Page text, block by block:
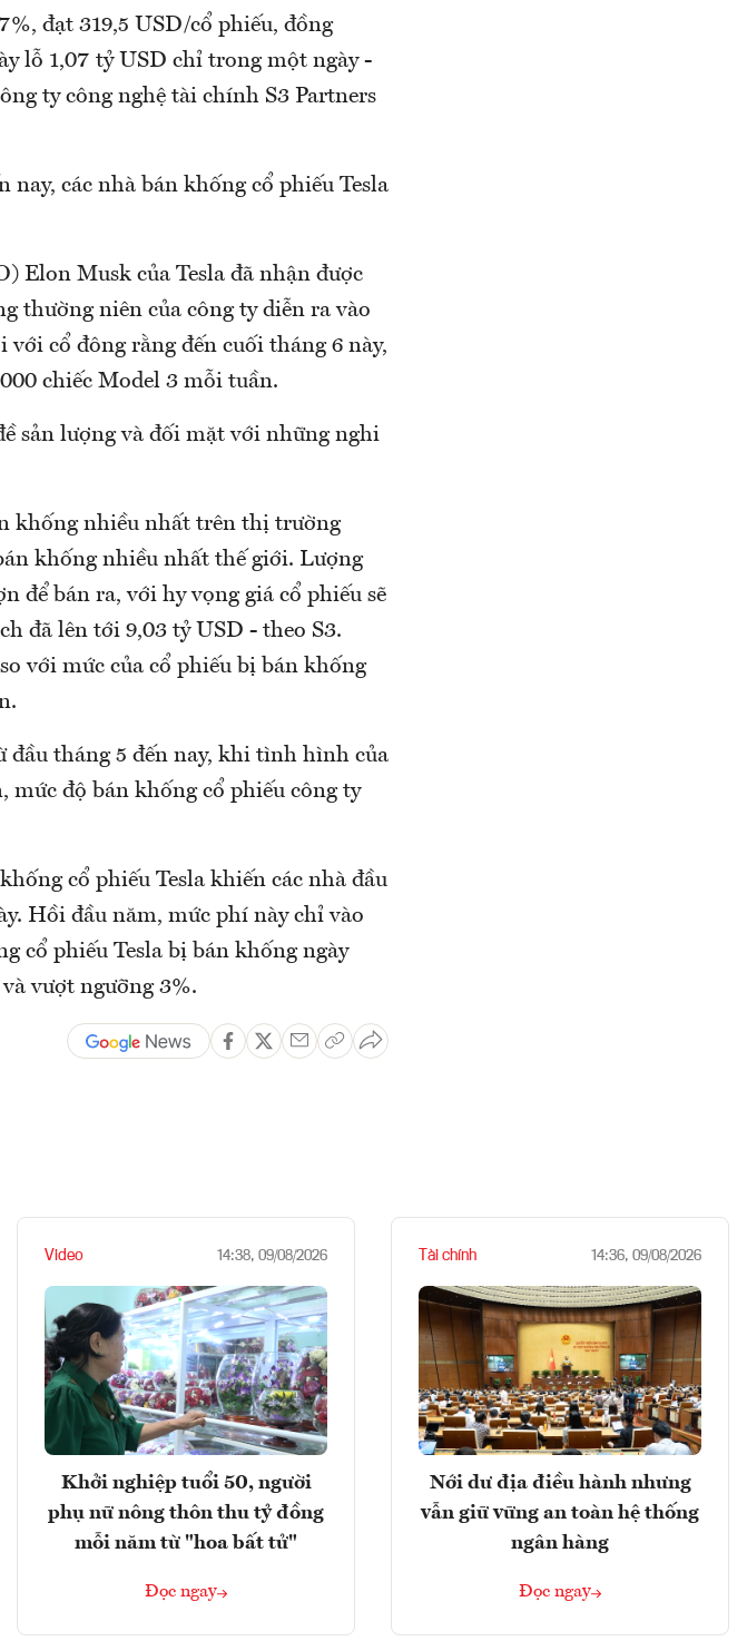
đạt 319,5 USD/cổ phiếu, đồng
lỗ 1,07 tỷ USD chỉ trong một ngày -
ty công nghệ tài chính S3 Partners
nay, các nhà bán khống cổ phiếu Tesla
Elon Musk của Tesla đã nhận được
thường niên của công ty diễn ra vào
cổ đông rằng đến cuối tháng 6 này,
chiếc Model 3 mỗi tuần.
sản lượng và đối mặt với những nghi
khống nhiều nhất trên thị trường
khống nhiều nhất thế giới. Lượng
để bán ra, với hy vọng giá cổ phiếu sẽ
đã lên tới 9,03 tỷ USD - theo S3.
với mức của cổ phiếu bị bán khống
đầu tháng 5 đến nay, khi tình hình của
mức độ bán khống cổ phiếu công ty
cổ phiếu Tesla khiến các nhà đầu
Hồi đầu năm, mức phí này chỉ vào
cổ phiếu Tesla bị bán khống ngày
vượt ngưỡng 3%.
Video 14:38, 09/08/2026
Khởi nghiệp tuổi 50, người
phụ nữ nông thôn thu tỷ đồng
mỗi năm từ "hoa bất tử"
Đọc ngay
Tài chính 14:36, 09/08/2026
Nới dư địa điều hành nhưng
vẫn giữ vững an toàn hệ thống
ngân hàng
Đọc ngay